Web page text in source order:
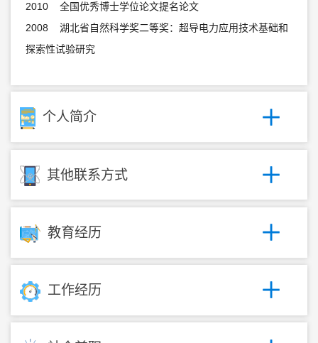
2010 全国优秀博士学位论文提名论文
2008 湖北省自然科学奖二等奖：超导电力应用技术基础和
探索性试验研究
个人简介
其他联系方式
教育经历
工作经历